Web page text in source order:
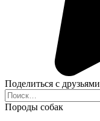
Поделиться с друзьями
Search
for:
Породы собак